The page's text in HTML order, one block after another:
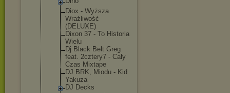
Diox - Wyższa
Wrażliwość
(DELUXE)
Dixon 37 - To Historia
Wielu
Dj Black Belt Greg
feat. 2cztery7 - Cały
Czas Mixtape
DJ BRK, Miodu - Kid
Yakuza
DJ Decks